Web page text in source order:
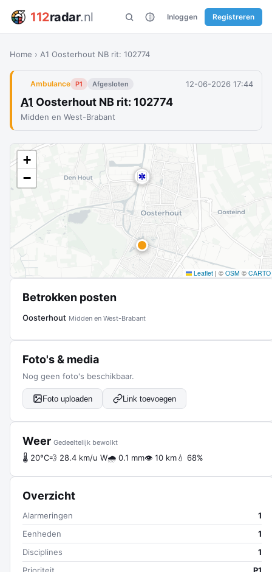
112radar.nl Inloggen Registreren
Home › A1 Oosterhout NB rit: 102774
Ambulance P1 Afgesloten 12-06-2026 17:44
A1 Oosterhout NB rit: 102774
Midden en West-Brabant
+
−
Leaflet | © OSM © CARTO
Betrokken posten
Oosterhout Midden en West-Brabant
Foto's & media
Nog geen foto's beschikbaar.
Foto uploaden Link toevoegen
Weer Gedeeltelijk bewolkt
🌡 20°C💨 28.4 km/u W🌧 0.1 mm👁 10 km💧 68%
Overzicht
Alarmeringen
1
Eenheden
1
Disciplines
1